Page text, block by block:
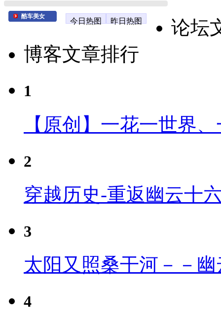
酷车美女
今日热图 昨日热图
论坛
博客文章排行
1
【原创】一花一世界
2
穿越历史-重返幽云十
3
太阳又照桑干河－－
4